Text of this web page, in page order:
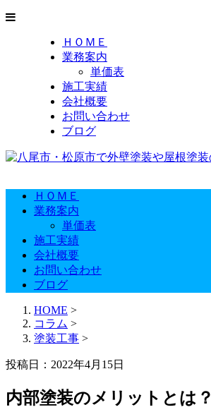
ＨＯＭＥ
業務案内
単価表
施工実績
会社概要
お問い合わせ
ブログ
ＨＯＭＥ
業務案内
単価表
施工実績
会社概要
お問い合わせ
ブログ
HOME >
コラム >
塗装工事 >
投稿日：2022年4月15日
内部塗装のメリットとは？